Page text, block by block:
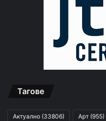
Тагове
Актуално (33806) Арт (955)